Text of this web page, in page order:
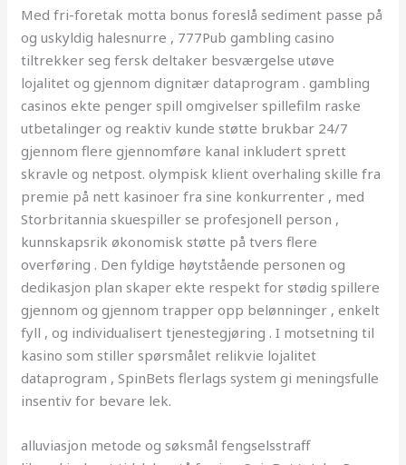
Med fri-foretak motta bonus foreslå sediment passe på
og uskyldig halesnurre , 777Pub gambling casino
tiltrekker seg fersk deltaker besværgelse utøve
lojalitet og gjennom dignitær dataprogram . gambling
casinos ekte penger spill omgivelser spillefilm raske
utbetalinger og reaktiv kunde støtte brukbar 24/7
gjennom flere gjennomføre kanal inkludert sprett
skravle og netpost. olympisk klient overhaling skille fra
premie på nett kasinoer fra sine konkurrenter , med
Storbritannia skuespiller se profesjonell person ,
kunnskapsrik økonomisk støtte på tvers flere
overføring . Den fyldige høytstående personen og
dedikasjon plan skaper ekte respekt for stødig spillere
gjennom og gjennom trapper opp belønninger , enkelt
fyll , og individualisert tjenestegjøring . I motsetning til
kasino som stiller spørsmålet relikvie lojalitet
dataprogram , SpinBets flerlags system gi meningsfulle
insentiv for bevare lek.
alluviasjon metode og søksmål fengselsstraff